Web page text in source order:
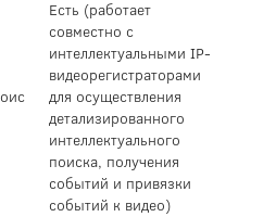
Есть (работает
совместно с
интеллектуальными IP-
видеорегистраторами
для осуществления
детализированного
интеллектуального
поиска, получения
событий и привязки
событий к видео)